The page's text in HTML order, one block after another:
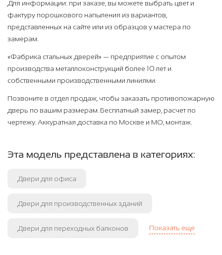
Для информации: при заказе, вы можете выбрать цвет и
фактуру порошкового напыления из вариантов,
представленных на сайте или из образцов у мастера по
замерам.
«Фабрика стальных дверей» — предприятие с опытом
производства металлоконструкций более 10 лет и
собственными производственными линиями.
Позвоните в отдел продаж, чтобы заказать противопожарную
дверь по вашим размерам. Бесплатный замер, расчет по
чертежу. Аккуратная доставка по Москве и МО, монтаж.
Эта модель представлена в категориях:
Двери для офиса
Двери для производственных зданий
Двери для переходных балконов Показать еще